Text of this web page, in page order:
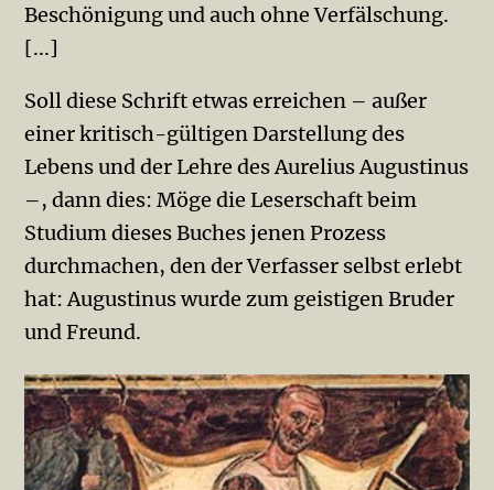
Beschönigung und auch ohne Verfälschung.
[...]
Soll diese Schrift etwas erreichen – außer
einer kritisch-gültigen Darstellung des
Lebens und der Lehre des Aurelius Augustinus
–, dann dies: Möge die Leserschaft beim
Studium dieses Buches jenen Prozess
durchmachen, den der Verfasser selbst erlebt
hat: Augustinus wurde zum geistigen Bruder
und Freund.